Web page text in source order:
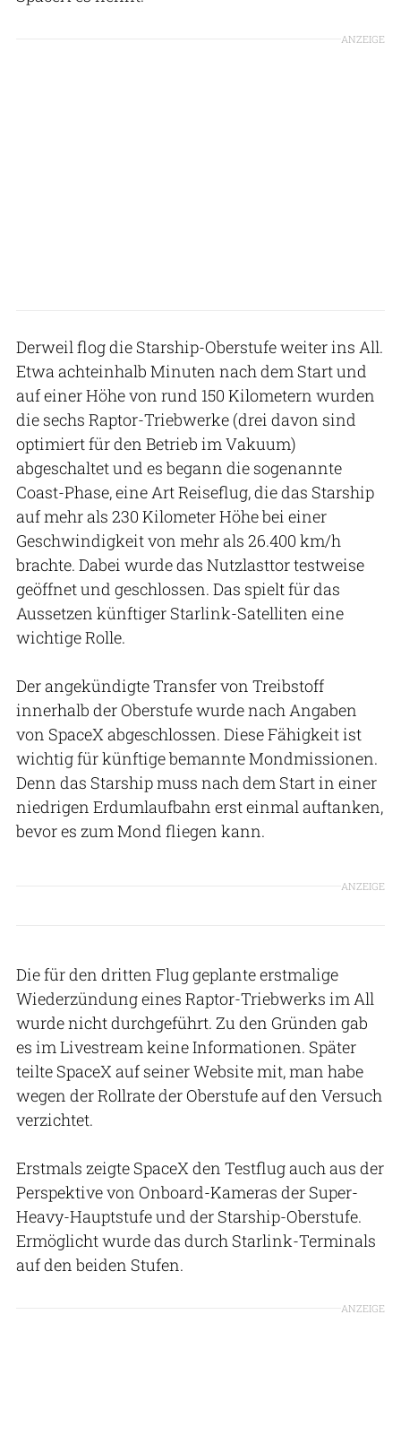
ANZEIGE
Derweil flog die Starship-Oberstufe weiter ins All.
Etwa achteinhalb Minuten nach dem Start und
auf einer Höhe von rund 150 Kilometern wurden
die sechs Raptor-Triebwerke (drei davon sind
optimiert für den Betrieb im Vakuum)
abgeschaltet und es begann die sogenannte
Coast-Phase, eine Art Reiseflug, die das Starship
auf mehr als 230 Kilometer Höhe bei einer
Geschwindigkeit von mehr als 26.400 km/h
brachte. Dabei wurde das Nutzlasttor testweise
geöffnet und geschlossen. Das spielt für das
Aussetzen künftiger Starlink-Satelliten eine
wichtige Rolle.
Der angekündigte Transfer von Treibstoff
innerhalb der Oberstufe wurde nach Angaben
von SpaceX abgeschlossen. Diese Fähigkeit ist
wichtig für künftige bemannte Mondmissionen.
Denn das Starship muss nach dem Start in einer
niedrigen Erdumlaufbahn erst einmal auftanken,
bevor es zum Mond fliegen kann.
ANZEIGE
Die für den dritten Flug geplante erstmalige
Wiederzündung eines Raptor-Triebwerks im All
wurde nicht durchgeführt. Zu den Gründen gab
es im Livestream keine Informationen. Später
teilte SpaceX auf seiner Website mit, man habe
wegen der Rollrate der Oberstufe auf den Versuch
verzichtet.
Erstmals zeigte SpaceX den Testflug auch aus der
Perspektive von Onboard-Kameras der Super-
Heavy-Hauptstufe und der Starship-Oberstufe.
Ermöglicht wurde das durch Starlink-Terminals
auf den beiden Stufen.
ANZEIGE